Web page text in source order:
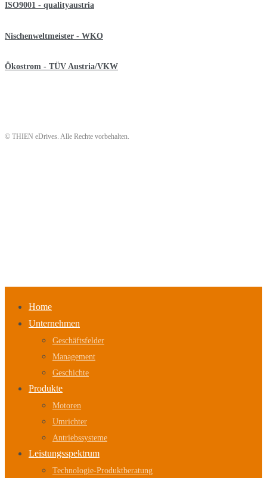
ISO9001 - qualityaustria
Nischenweltmeister - WKO
Ökostrom - TÜV Austria/VKW
© THIEN eDrives. Alle Rechte vorbehalten.
Home
Unternehmen
Geschäftsfelder
Management
Geschichte
Produkte
Motoren
Umrichter
Antriebssysteme
Leistungsspektrum
Technologie-Produktberatung